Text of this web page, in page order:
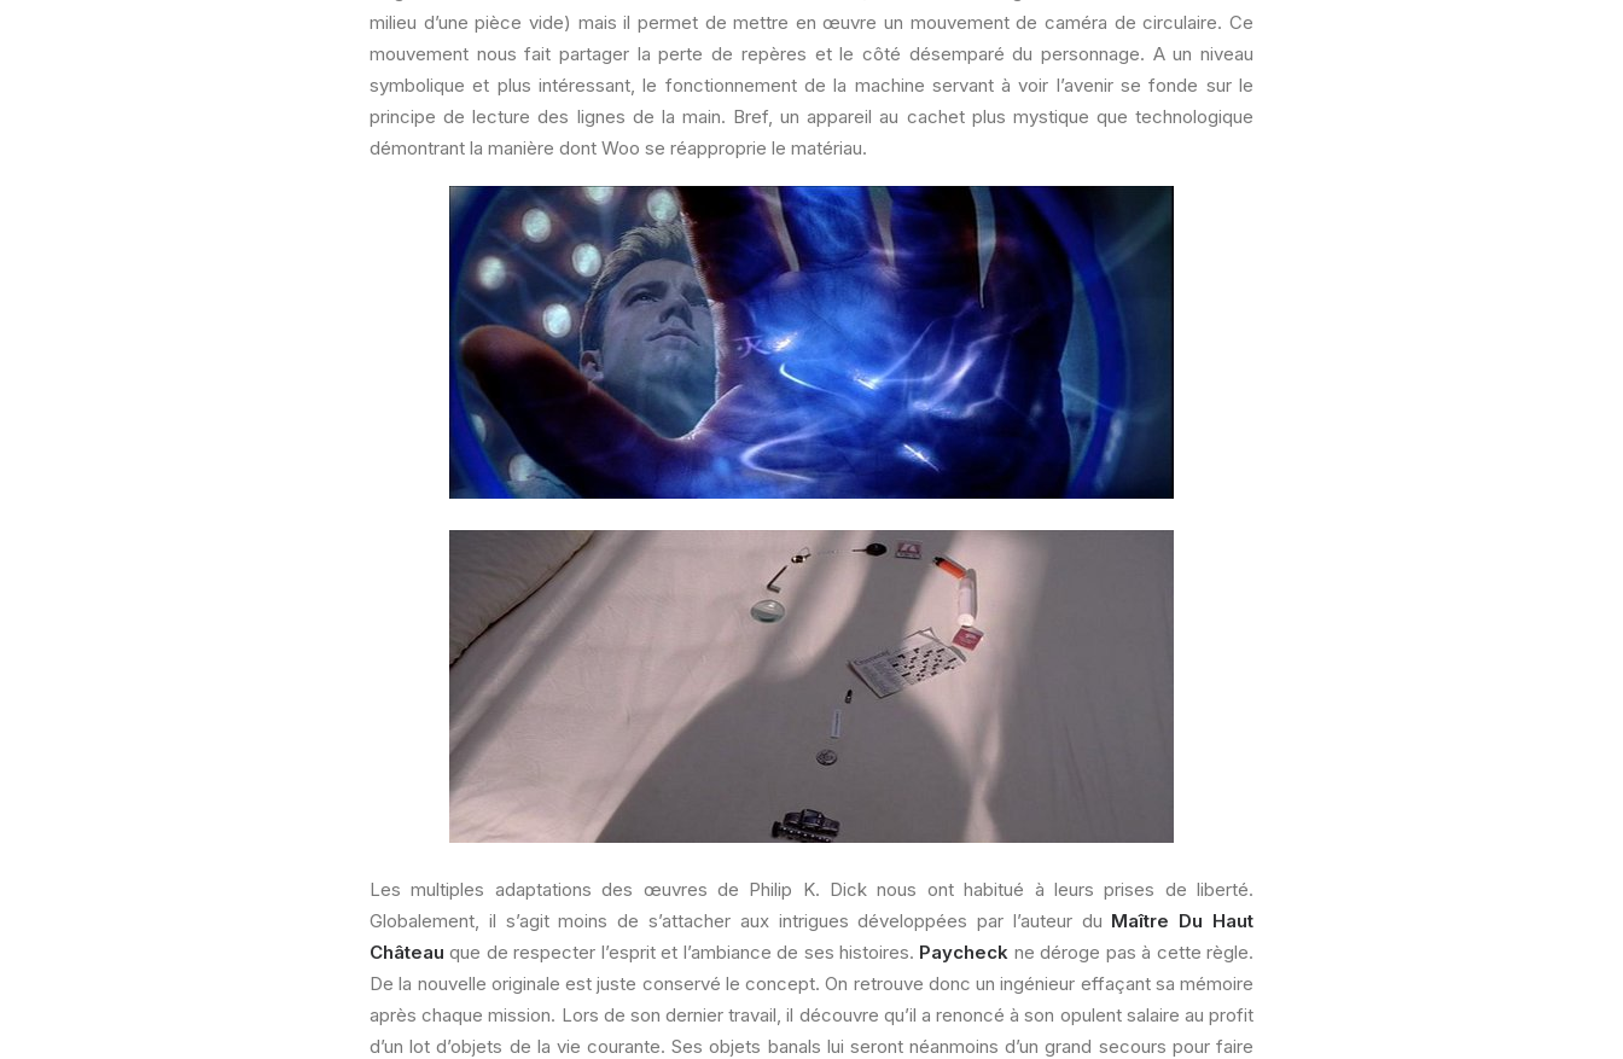
milieu d’une pièce vide) mais il permet de mettre en œuvre un mouvement de caméra de circulaire. Ce
mouvement nous fait partager la perte de repères et le côté désemparé du personnage. A un niveau
symbolique et plus intéressant, le fonctionnement de la machine servant à voir l’avenir se fonde sur le
principe de lecture des lignes de la main. Bref, un appareil au cachet plus mystique que technologique
démontrant la manière dont Woo se réapproprie le matériau.
Les multiples adaptations des œuvres de Philip K. Dick nous ont habitué à leurs prises de liberté.
Globalement, il s’agit moins de s’attacher aux intrigues développées par l’auteur du Maître Du Haut
Château que de respecter l’esprit et l’ambiance de ses histoires. Paycheck ne déroge pas à cette règle.
De la nouvelle originale est juste conservé le concept. On retrouve donc un ingénieur effaçant sa mémoire
après chaque mission. Lors de son dernier travail, il découvre qu’il a renoncé à son opulent salaire au profit
d’un lot d’objets de la vie courante. Ses objets banals lui seront néanmoins d’un grand secours pour faire